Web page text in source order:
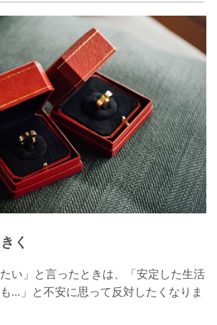
く
い」と言ったときは、「安定した生活
…」と不安に思って反対したくなりま